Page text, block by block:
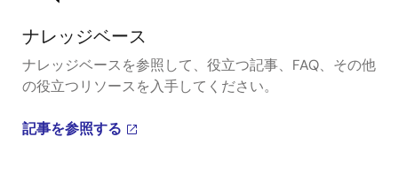
ナレッジベース
ナレッジベースを参照して、役立つ記事、FAQ、その他
の役立つリソースを入手してください。
記事を参照する